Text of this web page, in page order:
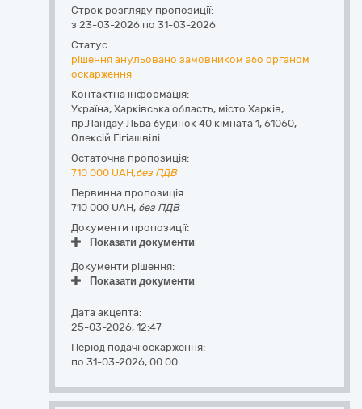
Строк розгляду пропозиції:
з 23-03-2026 по 31-03-2026
Статус:
рішення анульовано замовником або органом
оскарження
Контактна інформація:
Україна, Харківська область, місто Харків,
пр.Ландау Льва будинок 40 кімната 1, 61060,
Олексій Гігіашвілі
Остаточна пропозиція:
710 000 UAH,без ПДВ
Первинна пропозиція:
710 000 UAH, без ПДВ
Документи пропозиції:
Показати документи
Документи рішення:
Показати документи
Дата акцепта:
25-03-2026, 12:47
Період подачі оскарження:
по 31-03-2026, 00:00